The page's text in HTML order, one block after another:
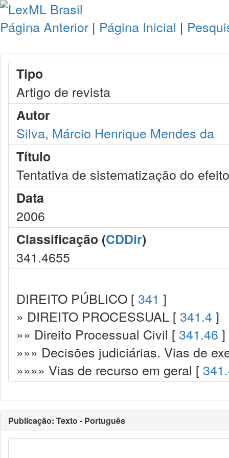
Página Anterior | Página Inicial |
Tipo
Artigo de revista
Autor
Silva, Márcio Henrique Mendes da
Título
Tentativa de sistematização do
Data
2006
Classificação (CDDir)
341.4655
DIREITO PÚBLICO [ 341 ]
» DIREITO PROCESSUAL [ 341.4 ]
»» Direito Processual Civil [ 341.46 ]
»»» Decisões judiciárias. Vias de
»»»» Vias de recurso em geral [
Publicação: Texto - Português